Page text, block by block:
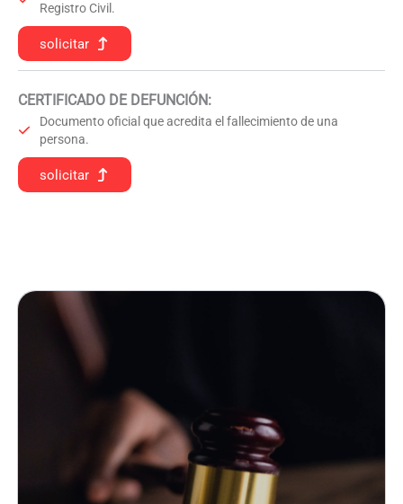
Registro Civil.
solicitar
CERTIFICADO DE DEFUNCIÓN:
Documento oficial que acredita el fallecimiento de una
persona.
solicitar